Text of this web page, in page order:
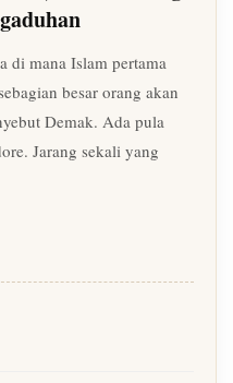
di mana Islam pertama
besar orang akan
Demak. Ada pula
Jarang sekali yang